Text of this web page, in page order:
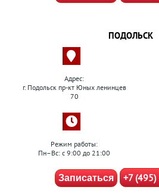
ПОДОЛЬСК
Адрес:
г. Подольск пр-кт Юных ленинцев
70
Режим работы:
Пн–Вс: с 9:00 до 21:00
Записаться +7